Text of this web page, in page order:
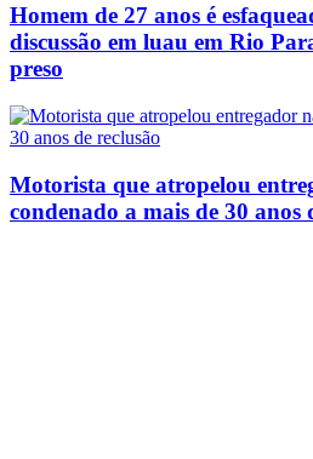
Homem de 27 anos é
discussão em luau em Rio
preso
Motorista que atropelou
condenado a mais de 30 anos